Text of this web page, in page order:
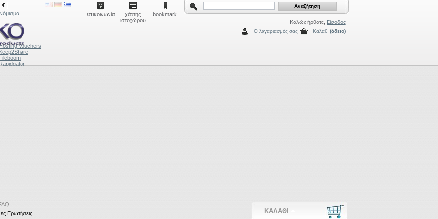
€
Νόμισμα
επικοινωνία
χάρτης
ιστοχώρου
bookmark
Καλώς ήρθατε, Είσοδος
Καλαθι (άδειο)
Ο λογαριασμός σας
Vouchers
Keep2Share
Fileboom
Rapidgator
FAQ
Ερωτήσεις
ΚΑΛΑΘΙ